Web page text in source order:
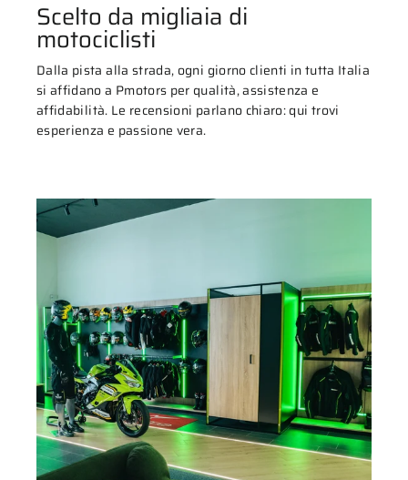
Scelto da migliaia di
motociclisti
Dalla pista alla strada, ogni giorno clienti in tutta Italia
si affidano a Pmotors per qualità, assistenza e
affidabilità. Le recensioni parlano chiaro: qui trovi
esperienza e passione vera.